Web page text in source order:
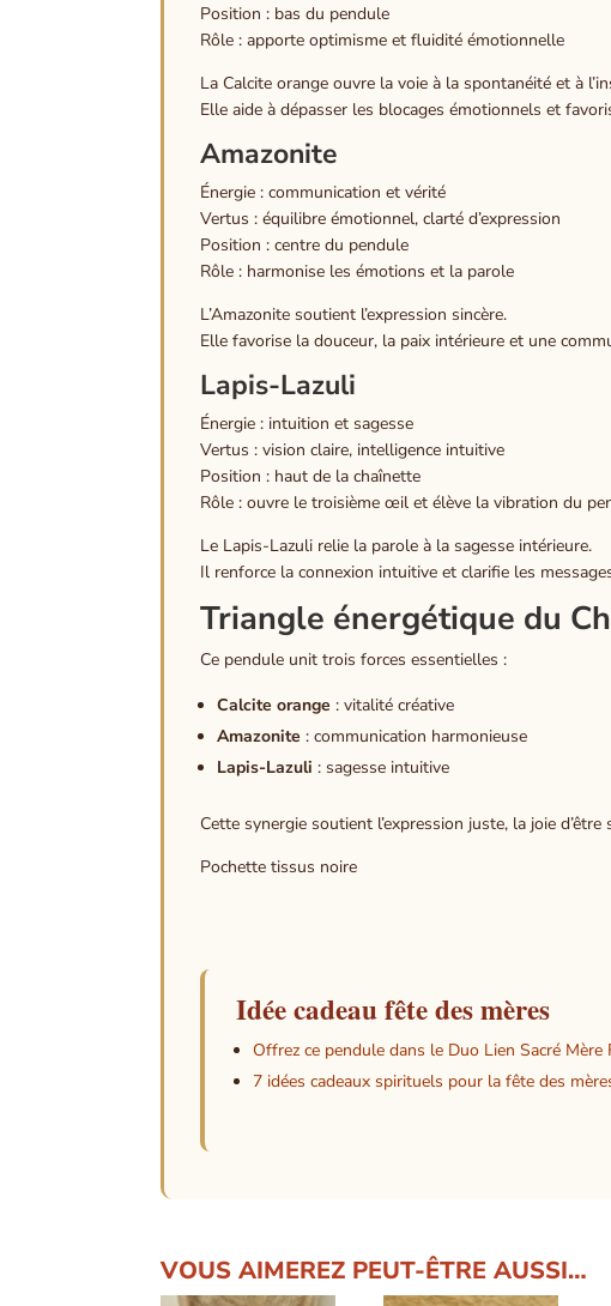
Position : bas du pendule
Rôle : apporte optimisme et fluidité émotionnelle
La Calcite orange ouvre la voie à la spontanéité et à
Elle aide à dépasser les blocages émotionnels et
Amazonite
Énergie : communication et vérité
Vertus : équilibre émotionnel, clarté d’expression
Position : centre du pendule
Rôle : harmonise les émotions et la parole
L’Amazonite soutient l’expression sincère.
Elle favorise la douceur, la paix intérieure et une
Lapis-Lazuli
Énergie : intuition et sagesse
Vertus : vision claire, intelligence intuitive
Position : haut de la chaînette
Rôle : ouvre le troisième œil et élève la vibration du
Le Lapis-Lazuli relie la parole à la sagesse intérieure.
Il renforce la connexion intuitive et clarifie les
Triangle énergétique du
Ce pendule unit trois forces essentielles :
Calcite orange : vitalité créative
Amazonite : communication harmonieuse
Lapis-Lazuli : sagesse intuitive
Cette synergie soutient l’expression juste, la joie
Idée cadeau fête des mères
Offrez ce pendule dans le Duo Lien Sacré Mère
7 idées cadeaux spirituels pour la fête des
VOUS AIMEREZ PEUT-ÊTRE AUSSI…